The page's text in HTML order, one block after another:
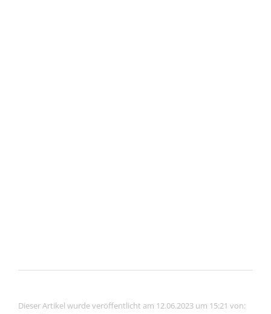
Dieser Artikel wurde veröffentlicht am 12.06.2023 um 15:21 von: